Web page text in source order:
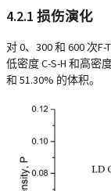
4.2.1 损伤演化
对 0、300 和 600 次
低密度 C-S-H 和高密
和 51.30% 的体积。